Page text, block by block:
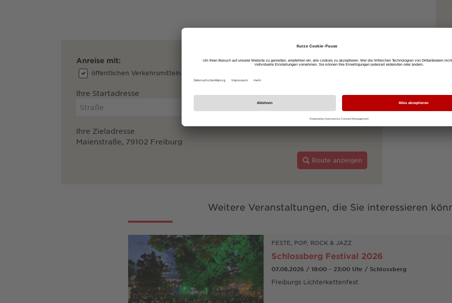
Anreise mit:
öffentlichen Verkehrsmitteln
Ihre Startadresse
Ihre Zieladresse
Maienstraße, 79102 Freiburg
Route anzeigen
Weitere Veranstaltungen, die Sie interessieren
FESTE, POP, ROCK & JAZZ
Schlossberg Festival 2026
07.08.2026 / 18:00 - 23:00 Uhr / Schlossberg
Freiburgs Lichterkettenfest